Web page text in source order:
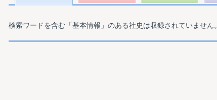
検索ワードを含む「基本情報」のある社史は収録されていません。